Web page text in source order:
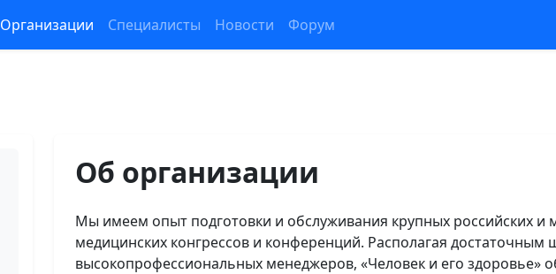
Организации Специалисты Новости Форум
Об организации
Мы имеем опыт подготовки и обслуживания крупных российских и
медицинских конгрессов и конференций. Располагая достаточным
высокопрофессиональных менеджеров, «Человек и его здоровье»